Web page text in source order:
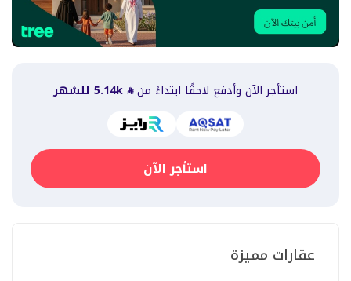
استأجر الآن وأدفع لاحقًا ابتداءً من 5.14k للشهر
استأجر الآن
عقارات مميزة